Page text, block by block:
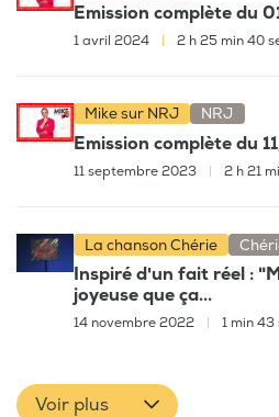
Emission complète du
1 avril 2024 2 h 25 min 40
Mike sur NRJ NRJ
Emission complète du
11 septembre 2023 2 h 21
La chanson Chérie
Inspiré d'un fait réel :
joyeuse que ça...
14 novembre 2022 | 1 min 43
Voir plus